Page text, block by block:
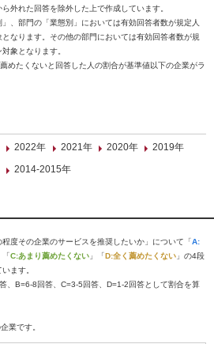
外れた回答を除外した上で作成しています。
、部門の「業態別」においては有効回答者数が規定人
なります。その他の部門においては有効回答者数が規
象となります。
めたくないと回答した人の割合が基準値以下の企業がラ
2022年 2021年 2020年
2019年
2014-2015年
度その企業のサービスを推奨したいか」について「A:
「C:あまり薦めたくない 」「D:全く薦めたくない 」の4段
ます。
、B=6-8回答、C=3-5回答、D=1-2回答として割合を算
業です。